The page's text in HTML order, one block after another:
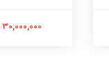
30,000,000 تومان